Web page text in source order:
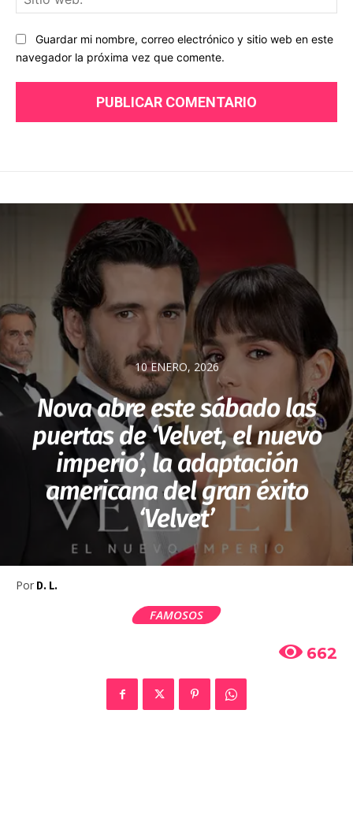
Guardar mi nombre, correo electrónico y sitio web en este
navegador la próxima vez que comente.